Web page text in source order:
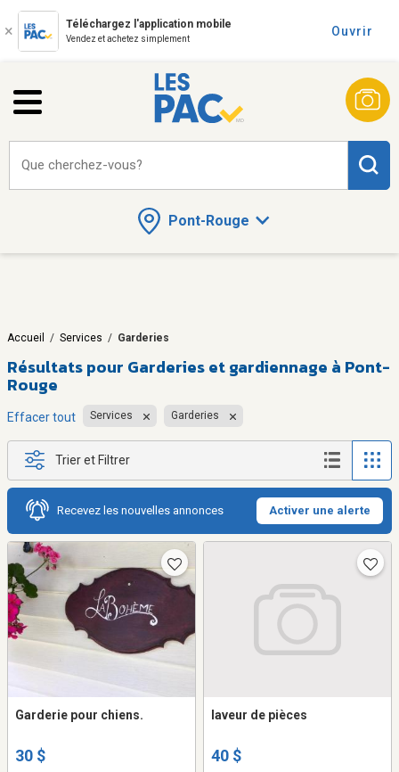
Téléchargez l'application mobile
Vendez et achetez simplement
Ouvrir
Pont-Rouge
Que cherchez-vous?
Accueil / Services / Garderies
Résultats pour Garderies et gardiennage à Pont-
Rouge
Effacer tout Services Garderies
Trier et Filtrer
Recevez les nouvelles annonces Activer une alerte
Garderie pour chiens.
30 $
laveur de pièces
40 $